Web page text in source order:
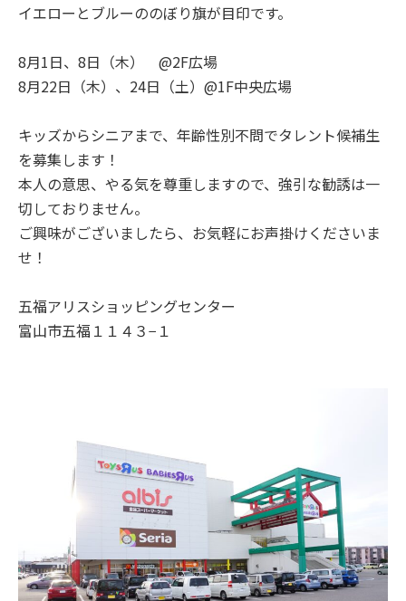
イエローとブルーののぼり旗が目印です。
8月1日、8日（木） @2F広場
8月22日（木）、24日（土）@1F中央広場
キッズからシニアまで、年齢性別不問でタレント候補生
を募集します！
本人の意思、やる気を尊重しますので、強引な勧誘は一
切しておりません。
ご興味がございましたら、お気軽にお声掛けくださいま
せ！
五福アリスショッピングセンター
富山市五福１１４３−１